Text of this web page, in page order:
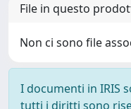
File in questo
Non ci sono file
I documenti in IRIS
tutti i diritti sono